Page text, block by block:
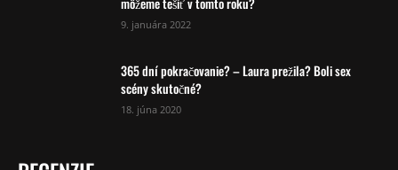
9. januára 2022
365 dní pokračovanie? – Laura prežila? Boli sex
scény skutočné?
18. júna 2020